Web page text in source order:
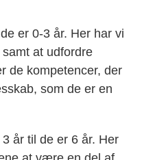
er 0-3 år. Her har vi
at udfordre
de kompetencer, der
som de er en
år til de er 6 år. Her